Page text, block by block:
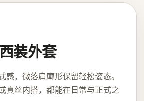
装外套
感，微落肩廓形保留轻松姿态。
真丝内搭，都能在日常与正式之